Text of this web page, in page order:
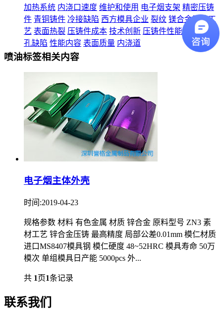
加热系统 内浇口速度 维护和使用 电子烟支架 精密压铸
件 青铜铸件 冷接缺陷 西方模具企业 裂纹 镁合金压铸工
艺 表面热裂 压铸件成本 技术创新 压铸件性能
卷入性气
孔缺陷 性能内容 表面质量 内浇道
喷油标签相关内容
电子烟主体外壳
时间:2019-04-23
规格参数 材料 有色金属 材质 锌合金 原料型号 ZN3 素
材工艺 锌合金压铸 最高精度 局部公差0.01mm 模仁材质
进口MS8407模具钢 模仁硬度 48~52HRC 模具寿命 50万
模次 单组模具日产能 5000pcs 外...
共 1页1条记录
联系我们